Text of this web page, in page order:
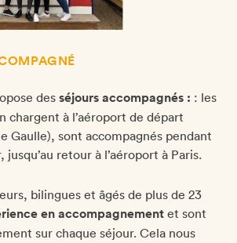
des séjours accompagnés : : les
chargent à l’aéroport de départ
Gaulle), sont accompagnés pendant
jusqu’au retour à l’aéroport à Paris.
bilingues et âgés de plus de 23
en accompagnement et sont
sur chaque séjour. Cela nous